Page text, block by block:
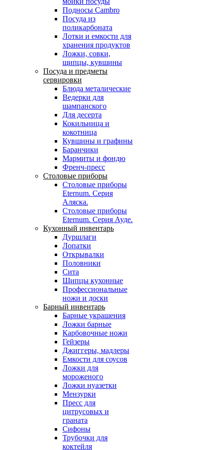
Подносы Cambro
Посуда из
поликарбоната
Лотки и емкости для
хранения продуктов
Ложки, совки,
щипцы, кувшины
Посуда и предметы
сервировки
Блюда металические
Ведерки для
шампанского
Для десерта
Кокильница и
кокотница
Кувшины и графины
Баранчики
Мармиты и фондю
Френч-пресс
Столовые приборы
Столовые приборы
Eternum. Серия
Аляска.
Столовые приборы
Eternum. Серия Ауде.
Кухонный инвентарь
Дуршлаги
Лопатки
Открывалки
Половники
Сита
Щипцы кухонные
Профессиональные
ножи и доски
Барный инвентарь
Барные украшения
Ложки барные
Карбовочные ножи
Гейзеры
Джиггеры, мадлеры
Емкости для соусов
Ложки для
мороженого
Ложки нуазетки
Мензурки
Пресс для
цитрусовых и
граната
Сифоны
Трубочки для
коктейля